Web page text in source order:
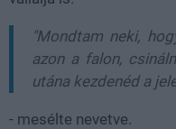
"Mondtam neki,
azon a falon,
utána kezdenéd a
- mesélte nevetve.